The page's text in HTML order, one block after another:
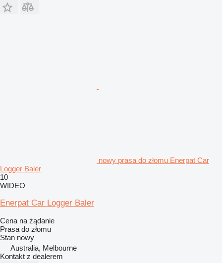
nowy prasa do złomu Enerpat Car
Logger Baler
10
WIDEO
Enerpat Car Logger Baler
Cena na żądanie
Prasa do złomu
Stan nowy
Australia, Melbourne
Kontakt z dealerem